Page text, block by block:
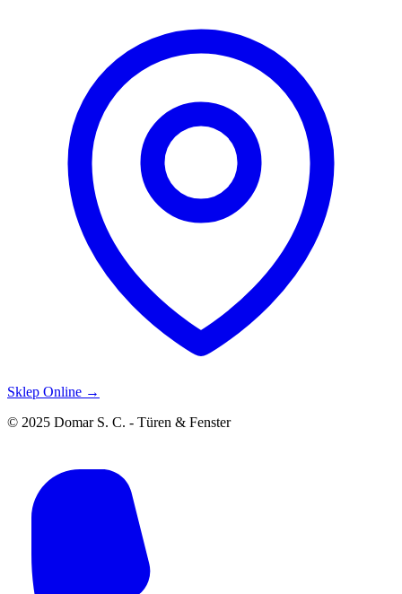
Sklep Online →
© 2025 Domar S. C. - Türen & Fenster